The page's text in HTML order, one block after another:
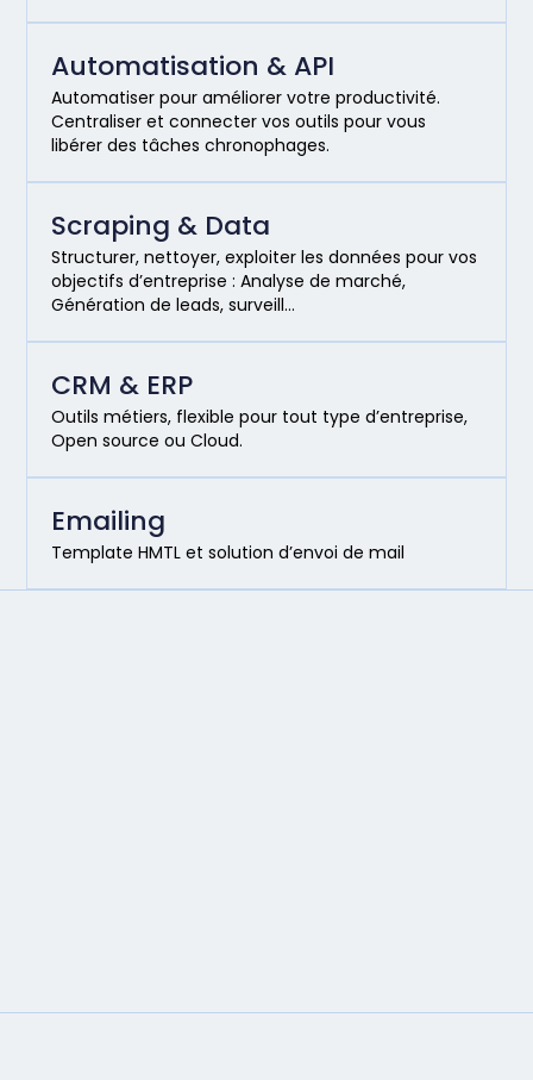
Emailing
Template HMTL et solution d’envoi de mail
Automatisation & API
Automatiser pour améliorer votre productivité.
Centraliser et connecter vos outils pour vous
libérer des tâches chronophages.
Scraping & Data
Structurer, nettoyer, exploiter les données pour vos
objectifs d’entreprise : Analyse de marché,
Génération de leads, surveill…
CRM & ERP
Outils métiers, flexible pour tout type d’entreprise,
Open source ou Cloud.